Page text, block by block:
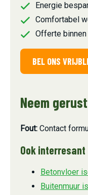
Energie
Comfortabel
Offerte
BEL ONS
Neem
Fout: Contact
Ook interresant
Betonvloer
Buitenmuur